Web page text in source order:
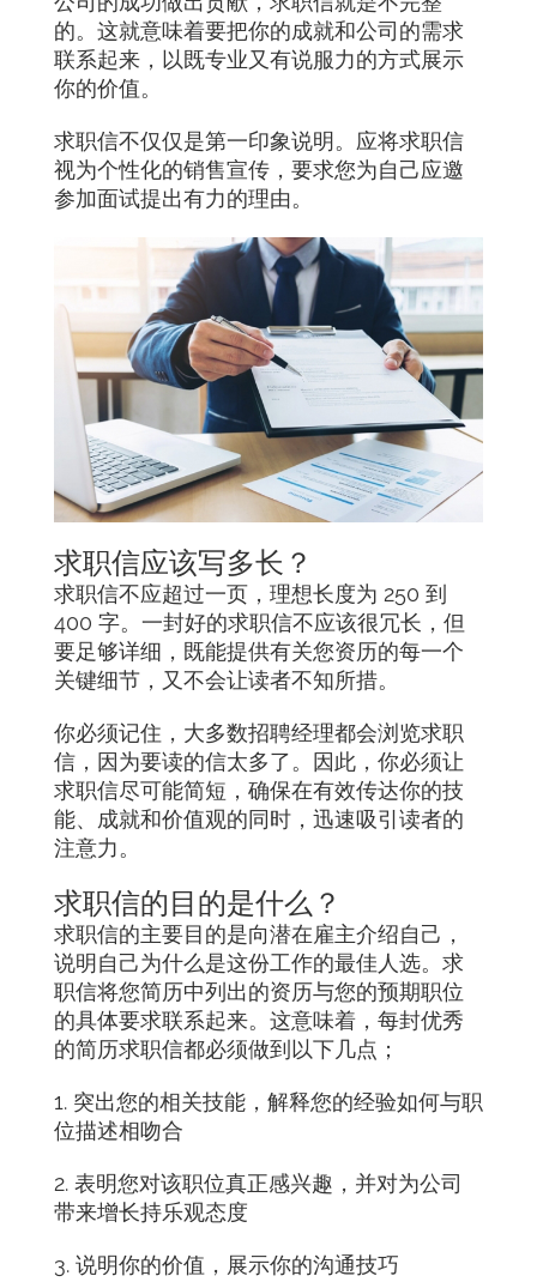
的。这就意味着要把你的成就和公司的需求
联系起来，以既专业又有说服力的方式展示
你的价值。
求职信不仅仅是第一印象说明。应将求职信
视为个性化的销售宣传，要求您为自己应邀
参加面试提出有力的理由。
求职信应该写多长？
求职信不应超过一页，理想长度为 250 到
400 字。一封好的求职信不应该很冗长，但
要足够详细，既能提供有关您资历的每一个
关键细节，又不会让读者不知所措。
你必须记住，大多数招聘经理都会浏览求职
信，因为要读的信太多了。因此，你必须让
求职信尽可能简短，确保在有效传达你的技
能、成就和价值观的同时，迅速吸引读者的
注意力。
求职信的目的是什么？
求职信的主要目的是向潜在雇主介绍自己，
说明自己为什么是这份工作的最佳人选。求
职信将您简历中列出的资历与您的预期职位
的具体要求联系起来。这意味着，每封优秀
的简历求职信都必须做到以下几点；
1. 突出您的相关技能，解释您的经验如何与职
位描述相吻合
2. 表明您对该职位真正感兴趣，并对为公司
带来增长持乐观态度
3. 说明你的价值，展示你的沟通技巧